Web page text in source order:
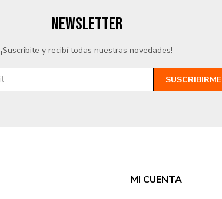
MI CUENTA
NEWSLETTER
¡Suscribite y recibí todas nuestras novedades!
SUSCRIBIRME